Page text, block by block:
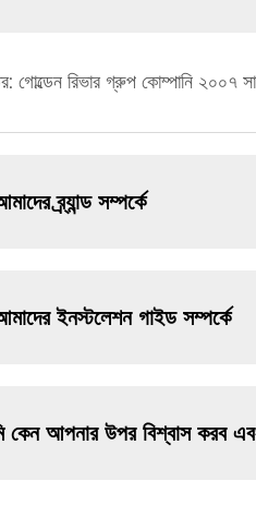
গোল্ডেন রিভার গ্রুপ কোম্পানি ২০০৭
ব্র্যান্ড সম্পর্কে
ইনস্টলেশন গাইড সম্পর্কে
আপনার উপর বিশ্বাস করব